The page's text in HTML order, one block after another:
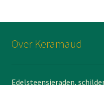
Over Keramaud
Edelsteensieraden,